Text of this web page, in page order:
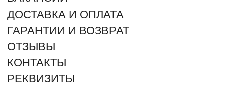
2012 - 2026 © ROMANTIC (Произносится как Романтик –
г. Оренбург, Северный проезд 25
Салмышская и Карпова)
г. Оренбург, Пролетарская 275
г. Оренбург, посёлок Ленина, Губернская улица 74